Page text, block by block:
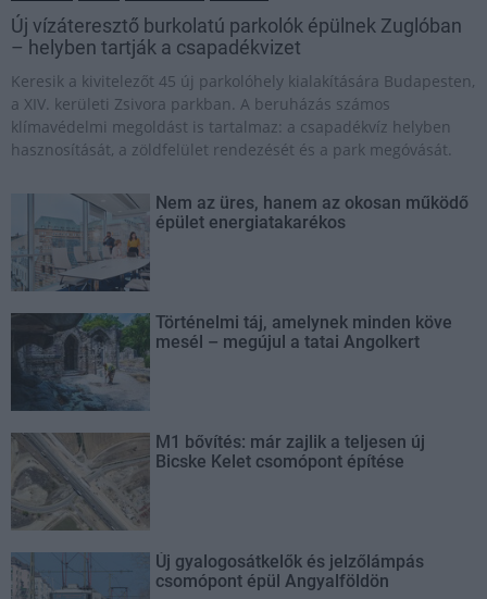
Új vízáteresztő burkolatú parkolók épülnek Zuglóban
– helyben tartják a csapadékvizet
Keresik a kivitelezőt 45 új parkolóhely kialakítására Budapesten,
a XIV. kerületi Zsivora parkban. A beruházás számos
klímavédelmi megoldást is tartalmaz: a csapadékvíz helyben
hasznosítását, a zöldfelület rendezését és a park megóvását.
Nem az üres, hanem az okosan működő
épület energiatakarékos
Történelmi táj, amelynek minden köve
mesél – megújul a tatai Angolkert
M1 bővítés: már zajlik a teljesen új
Bicske Kelet csomópont építése
Új gyalogosátkelők és jelzőlámpás
csomópont épül Angyalföldön